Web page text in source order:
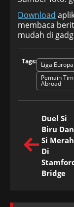
Download
membaca
mudah di
Tags: Liga Europa
Pemain
Abroad
Duel Si
Biru Dan
Si Merah
Di
Bridge